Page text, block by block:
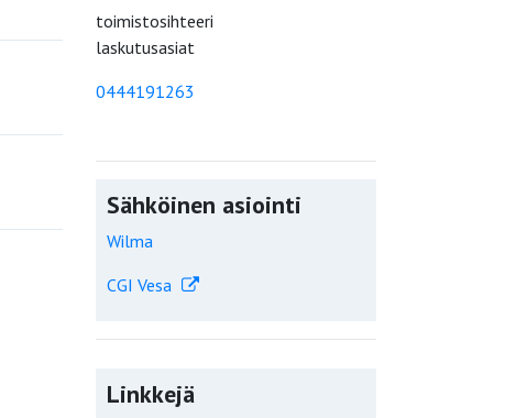
toimistosihteeri
laskutusasiat
0444191263
Sähköinen asiointi
Wilma
CGI Vesa
Linkkejä